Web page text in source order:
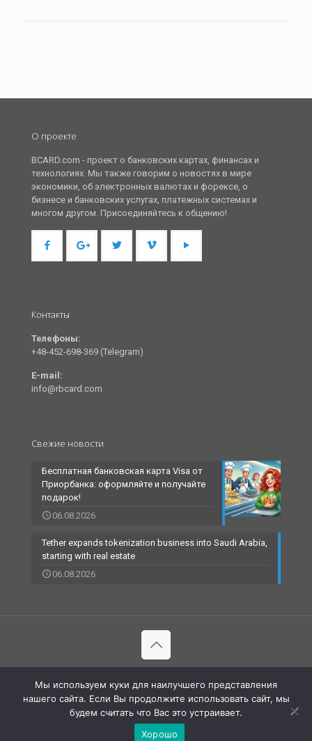
О проекте
BCARD.com - проект о банковских картах, финансах и
технологиях. Мы также говорим о новостях в мире
экономики, об электронных валютах и форексе, о
бизнесе и банковских услугах, платежных системах и
многом другом. Присоединяйтесь к общению!
Контакты
Телефоны:
+48-452-698-369 (Telegram)
E-mail:
info@rbcard.com
Свежие новости
Бесплатная банковская карта Visa от
Приорбанка: оформляйте и получайте
подарок!
06.08.2026
Tether expands tokenization business into Saudi Arabia,
starting with real estate
06.08.2026
технологии | All Rights Reserved |
Мы используем куки для наилучшего представления
нашего сайта. Если Вы продолжите использовать сайт, мы
будем считать что Вас это устраивает.
Хорошо